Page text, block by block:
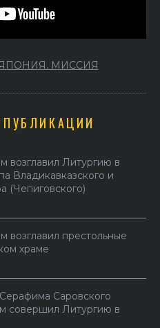
МИССИЯ
возглавил Литургию в
Владикавказского и
(Чепиговского)
возглавил престольные
храме
Саровского
совершил Литургию в